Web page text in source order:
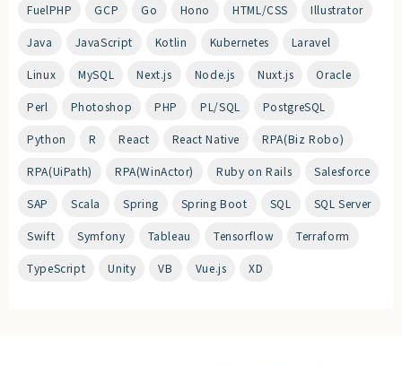
FuelPHP GCP Go Hono HTML/CSS Illustrator
Java JavaScript Kotlin Kubernetes Laravel
Linux MySQL Next.js Node.js Nuxt.js Oracle
Perl Photoshop PHP PL/SQL PostgreSQL
Python R React React Native RPA(Biz Robo)
RPA(UiPath) RPA(WinActor) Ruby on Rails Salesforce
SAP Scala Spring Spring Boot SQL SQL Server
Swift Symfony Tableau Tensorflow Terraform
TypeScript Unity VB Vue.js XD